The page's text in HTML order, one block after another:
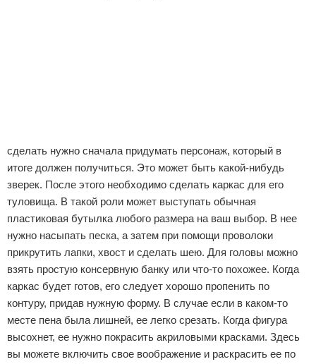
сделать нужно сначала придумать персонаж, который в
итоге должен получиться. Это может быть какой-нибудь
зверек. После этого необходимо сделать каркас для его
туловища. В такой роли может выступать обычная
пластиковая бутылка любого размера на ваш выбор. В нее
нужно насыпать песка, а затем при помощи проволоки
прикрутить лапки, хвост и сделать шею. Для головы можно
взять простую консервную банку или что-то похожее. Когда
каркас будет готов, его следует хорошо пропенить по
контуру, придав нужную форму. В случае если в каком-то
месте пена была лишней, ее легко срезать. Когда фигура
высохнет, ее нужно покрасить акриловыми красками. Здесь
вы можете включить свое воображение и раскрасить ее по